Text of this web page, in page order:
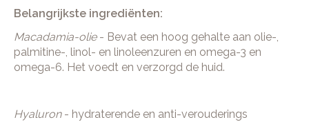
Belangrijkste ingrediënten:
Macadamia-olie- Bevat een hoog gehalte aan olie-,
palmitine-, linol- en linoleenzuren en omega-3 en
omega-6. Het voedt en verzorgd de huid.
Hyaluron- hydraterende en anti-verouderings